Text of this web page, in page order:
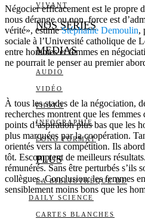
VIVANT
NOS SÉRIES
MEDIAS
AUDIO
VIDÉO
PHOTO
INFOGRAPHIE
LONG FORMAT
PLUS
LA BIBLIOTHÈQUE DE
DAILY SCIENCE
CARTES BLANCHES
Négocier efficacement est le propre
nous dérange ou non, force est
vérité», estimeStéphanie Demoulin,
sociale à l’Université catholique de
entre hommes et femmes en
ne pourrait le penser au premier
À tous les stades de la négociation,
recherches montrent que les
points d’aspiration plus bas que les
plus marquées par la coopération.
orientés vers la compétition. Ils
tôt. Escomptent de meilleurs
rémunérés. Sans être perturbés s’ils
collègues. Conclusion: les femmes
sensiblement moins bons que les